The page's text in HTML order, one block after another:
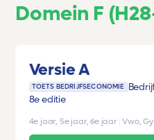
Domein F
Versie A
TOETS BEDRIJFSECONOMIE
8e editie
4e jaar, 5e jaar, 6e jaar Vwo,